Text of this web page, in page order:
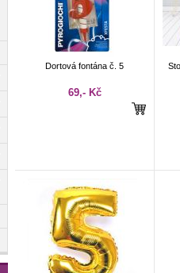
Dortová fontána č. 5
69,- Kč